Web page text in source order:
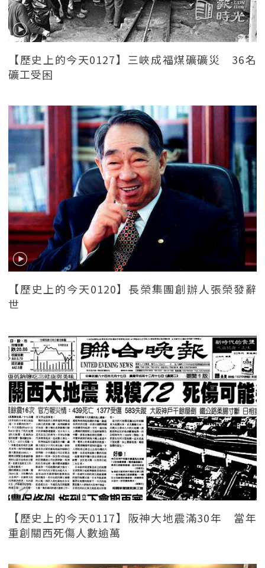
【歷史上的今天0127】三峽成福煤礦礦災 36名
礦工受困
【歷史上的今天0120】長榮集團創辦人張榮發辭
世
【歷史上的今天0117】阪神大地震滿30年 當年
重創關西死傷人數逾萬